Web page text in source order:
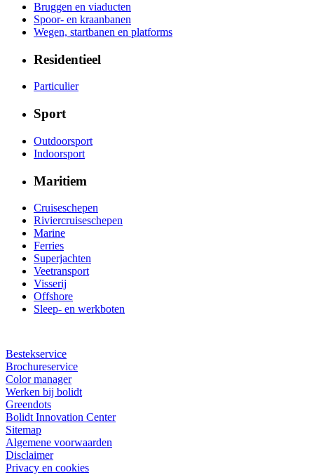
Bruggen en viaducten
Spoor- en kraanbanen
Wegen, startbanen en platforms
Residentieel
Particulier
Sport
Outdoorsport
Indoorsport
Maritiem
Cruiseschepen
Riviercruiseschepen
Marine
Ferries
Superjachten
Veetransport
Visserij
Offshore
Sleep- en werkboten
Bestekservice
Brochureservice
Color manager
Werken bij bolidt
Greendots
Bolidt Innovation Center
Sitemap
Algemene voorwaarden
Disclaimer
Privacy en cookies